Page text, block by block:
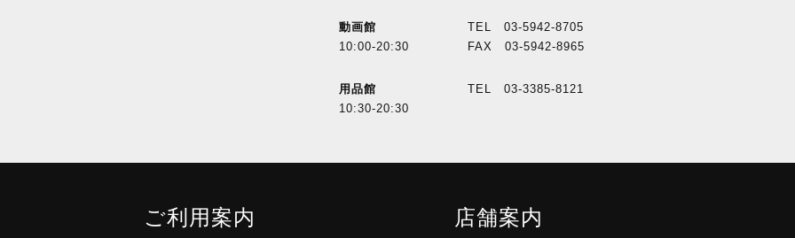
動画館
10:00-20:30
TEL 03-5942-8705
FAX 03-5942-8965
用品館
10:30-20:30
TEL 03-3385-8121
ご利用案内 店舗案内